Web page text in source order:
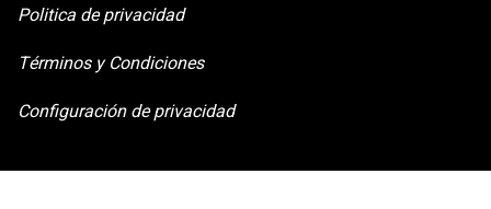
e
t
Politica de privacidad
Términos y Condiciones
Configuración de privacidad